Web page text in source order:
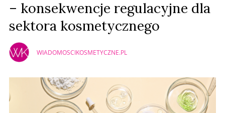
– konsekwencje regulacyjne dla
sektora kosmetycznego
WIADOMOSCIKOSMETYCZNE.PL